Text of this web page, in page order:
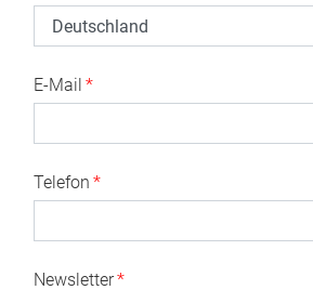
E-Mail *
Telefon *
Newsletter*